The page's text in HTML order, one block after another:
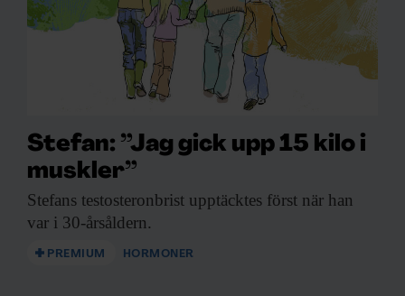
Stefan: ”Jag gick upp 15 kilo i
muskler”
Stefans testosteronbrist upptäcktes först när han
var i 30-årsåldern.
PREMIUM HORMONER